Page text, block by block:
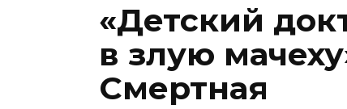
«Детский
в злую
Смертная